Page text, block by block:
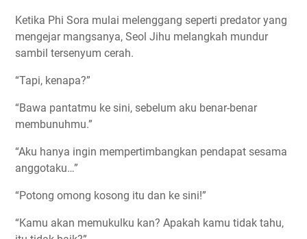
Ketika Phi Sora mulai melenggang seperti predator yang
mengejar mangsanya, Seol Jihu melangkah mundur
sambil tersenyum cerah.
“Tapi, kenapa?”
“Bawa pantatmu ke sini, sebelum aku benar-benar
membunuhmu.”
“Aku hanya ingin mempertimbangkan pendapat sesama
anggotaku…”
“Potong omong kosong itu dan ke sini!”
“Kamu akan memukulku kan? Apakah kamu tidak tahu,